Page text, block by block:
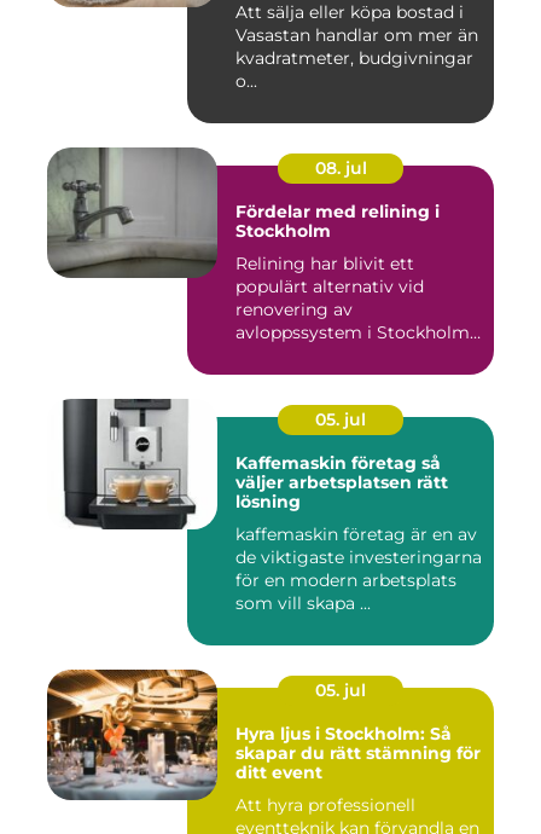
Att sälja eller köpa bostad i
Vasastan handlar om mer än
kvadratmeter, budgivningar
o...
08. jul
Fördelar med relining i
Stockholm
Relining har blivit ett
populärt alternativ vid
renovering av
avloppssystem i Stockholm.
05. jul
Kaffemaskin företag så
väljer arbetsplatsen rätt
lösning
kaffemaskin företag är en av
de viktigaste investeringarna
för en modern arbetsplats
som vill skapa ...
05. jul
Hyra ljus i Stockholm: Så
skapar du rätt stämning för
ditt event
Att hyra professionell
eventteknik kan förvandla en